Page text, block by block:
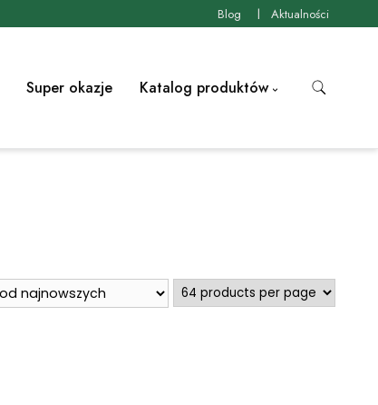
Blog Aktualności
Super okazje Katalog produktów